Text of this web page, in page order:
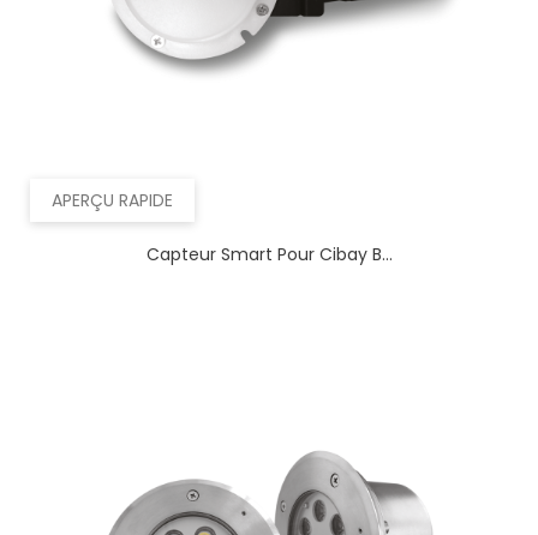
APERÇU RAPIDE
Capteur Smart Pour Cibay B...